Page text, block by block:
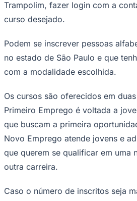
Goiás
tecnologia da informação.
As inscrições podem ser feitas
trampolim.sp.gov.br. As aulas
As vagas são para os cursos de
Dados e Arquitetura de Sistemas.
carga horária de 120 horas.
Como se inscrever